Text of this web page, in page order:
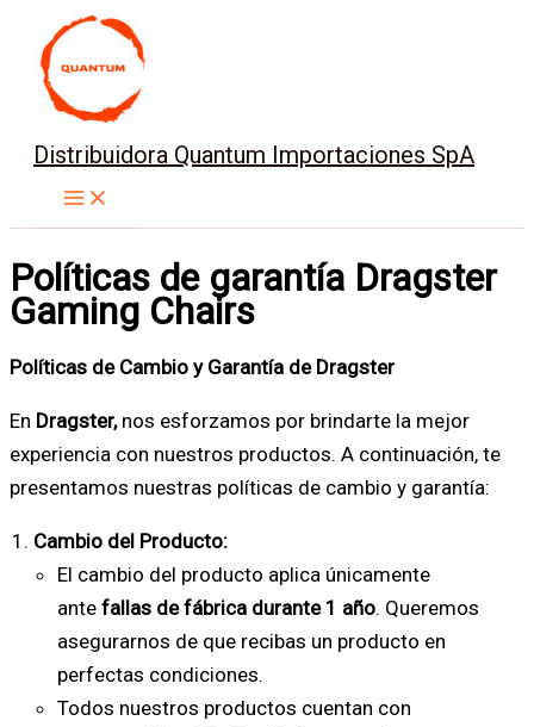
contenido
Distribuidora Quantum Importaciones SpA
Políticas de garantía Dragster
Gaming Chairs
Políticas de Cambio y Garantía de Dragster
En Dragster,nos esforzamos por brindarte la mejor
experiencia con nuestros productos. A continuación, te
presentamos nuestras políticas de cambio y garantía:
Cambio del Producto:
El cambio del producto aplica únicamente
ante fallas de fábrica durante 1 año. Queremos
asegurarnos de que recibas un producto en
perfectas condiciones.
Todos nuestros productos cuentan con